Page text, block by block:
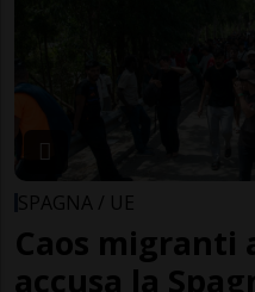
SPAGNA / UE
Caos migranti
accusa la